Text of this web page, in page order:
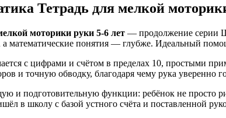
Тетрадь для мелкой
моторики руки 5-6 лет — продолжение серии
математические понятия — глубже. Идеальный
с цифрами и счётом в пределах 10, простыми
и точную обводку, благодаря чему рука уверенно
и подготовительную функции: ребёнок не просто
в школу с базой устного счёта и поставленной